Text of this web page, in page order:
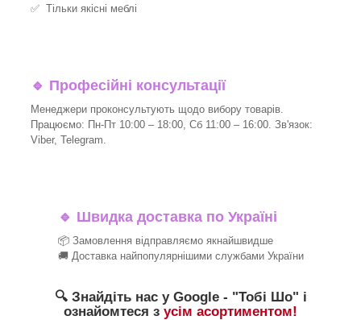
✅ Тільки якісні меблі
🔹 Професійні консультації
Менеджери проконсультують щодо вибору товарів.
Працюємо: Пн-Пт 10:00 – 18:00, Сб 11:00 – 16:00. Зв'язок:
Viber, Telegram.
🔹 Швидка доставка по Україні
📦 Замовлення відправляємо якнайшвидше
🚚 Доставка найпопулярнішими службами України
🔍 Знайдіть нас у Google - "Тобі Шо" і
ознайомтеся з усім асортиментом!